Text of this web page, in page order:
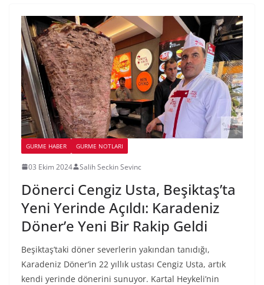
GURME HABER GURME NOTLARI
03 Ekim 2024 Salih Seckin Sevinc
Dönerci Cengiz Usta, Beşiktaş’ta
Yeni Yerinde Açıldı: Karadeniz
Döner’e Yeni Bir Rakip Geldi
Beşiktaş’taki döner severlerin yakından tanıdığı,
Karadeniz Döner‘in 22 yıllık ustası Cengiz Usta, artık
kendi yerinde dönerini sunuyor. Kartal Heykeli’nin